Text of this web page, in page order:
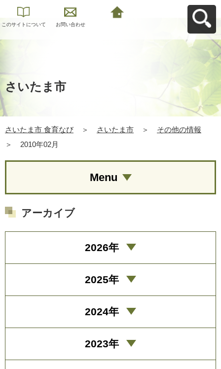
このサイトについて お問い合わせ
さいたま市
さいたま市 食育なび ＞ さいたま市 ＞
その他の情報
＞
2010年02月
Menu
アーカイブ
2026年
2025年
2024年
2023年